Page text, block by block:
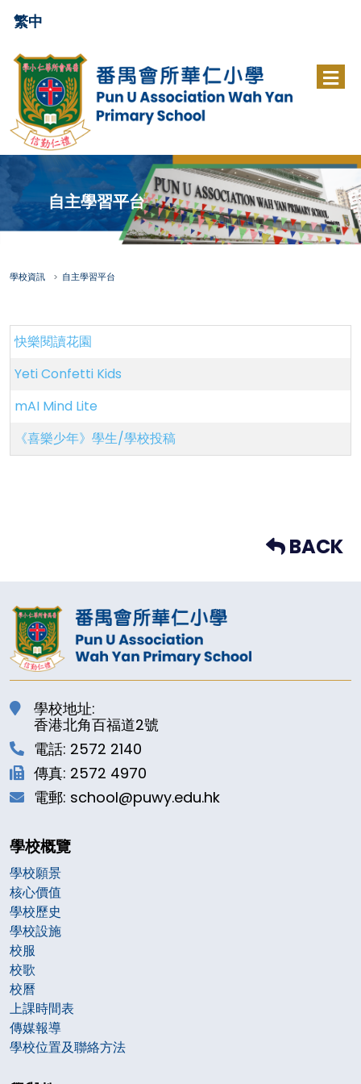
繁中
自主學習平台
學校資訊 自主學習平台
快樂閱讀花園
Yeti Confetti Kids
mAI Mind Lite
《喜樂少年》學生/學校投稿
BACK
學校地址:
香港北角百福道2號
電話: 2572 2140
傳真: 2572 4970
電郵: school@puwy.edu.hk
學校概覽
學校願景
核心價值
學校歷史
學校設施
校服
校歌
校曆
上課時間表
傳媒報導
學校位置及聯絡方法